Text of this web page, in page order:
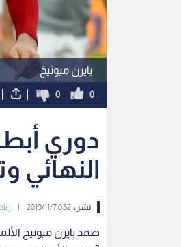
بايرن ميونيخ
0
0
دوري
النهائي
نشر :0:52 2019/11/7
ضمد بايرن ميونيخ